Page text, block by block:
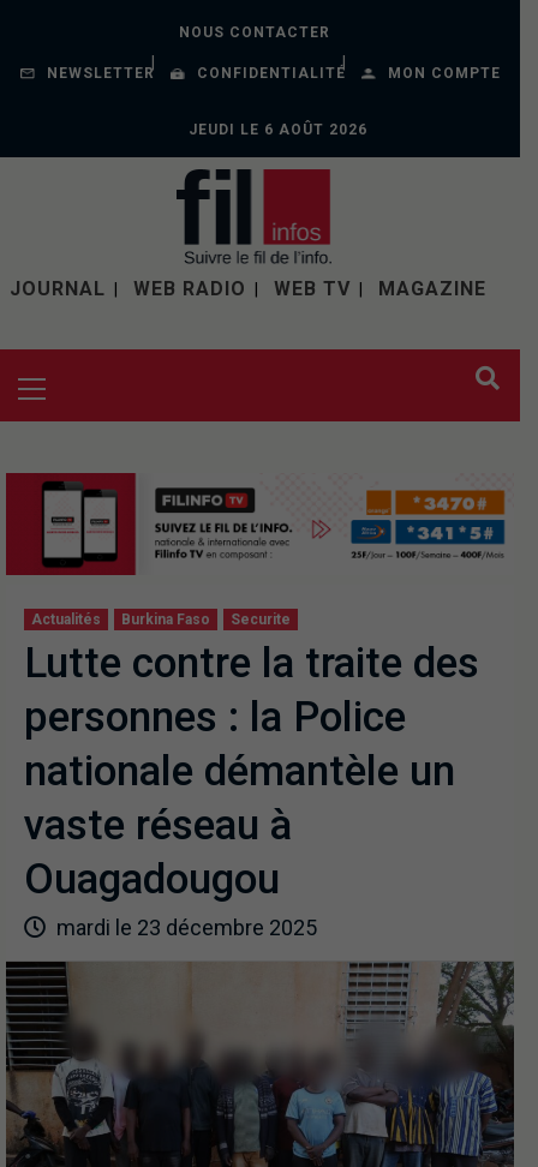
NOUS CONTACTER
NEWSLETTER CONFIDENTIALITÉ MON COMPTE
JEUDI LE 6 AOÛT 2026
JOURNAL WEB RADIO WEB TV MAGAZINE
Actualités Burkina Faso Securite
Lutte contre la traite des
personnes : la Police
nationale démantèle un
vaste réseau à
Ouagadougou
mardi le 23 décembre 2025